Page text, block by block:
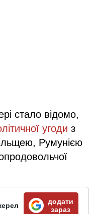
стало відомо,
угоди з
Румунією
додати
зараз